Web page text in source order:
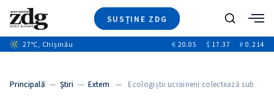
SUSȚINE ZDG
Ştiri
+8
Video
Caută
27°C, Chișinău € 20.05 $ 17.37 ₽ 0.214
Principală — Ştiri — Extern — Ecologiștii ucraineni colectează sub